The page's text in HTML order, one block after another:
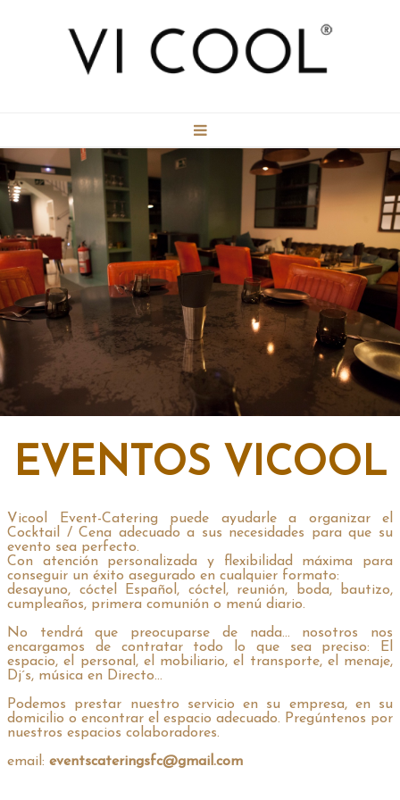
CONTACTO
GALERÍA
EVENTOS VICOOL
EVENTOS VICOOL
Vicool Event-Catering puede ayudarle a organizar el
Cocktail / Cena adecuado a sus necesidades para que su
evento sea perfecto.
Con atención personalizada y flexibilidad máxima para
conseguir un éxito asegurado en cualquier formato:
desayuno, cóctel Español, cóctel, reunión, boda, bautizo,
cumpleaños, primera comunión o menú diario.
No tendrá que preocuparse de nada… nosotros nos
encargamos de contratar todo lo que sea preciso: El
espacio, el personal, el mobiliario, el transporte, el menaje,
Dj´s, música en Directo…
Podemos prestar nuestro servicio en su empresa, en su
domicilio o encontrar el espacio adecuado. Pregúntenos por
nuestros espacios colaboradores.
email: eventscateringsfc@gmail.com